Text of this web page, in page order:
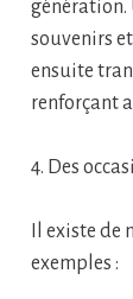
génération.
souvenirs
ensuite
renforçant
4. Des
Il existe
exemples :